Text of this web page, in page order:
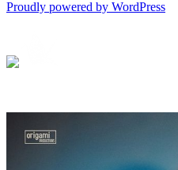
Proudly powered by WordPress